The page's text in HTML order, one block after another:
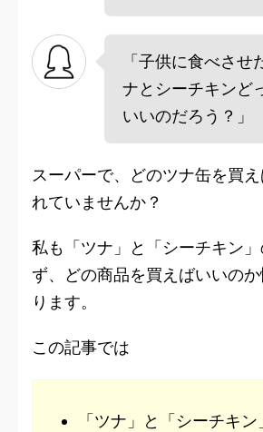
「子供に食べさせ
ナとシーチキンど
いいのだろう？」
スーパーで、どのツナ缶を買
れていませんか？
私も「ツナ」と「シーチキン
ず、どの商品を買えばいいの
ります。
この記事では
「ツナ」と「シーチキ